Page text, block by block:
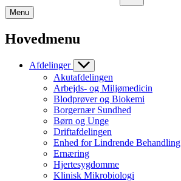
Menu
Hovedmenu
Afdelinger
Akutafdelingen
Arbejds- og Miljømedicin
Blodprøver og Biokemi
Borgernær Sundhed
Børn og Unge
Driftafdelingen
Enhed for Lindrende Behandling
Ernæring
Hjertesygdomme
Klinisk Mikrobiologi